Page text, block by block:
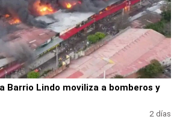
Barrio Lindo moviliza a bomberos y
2 días